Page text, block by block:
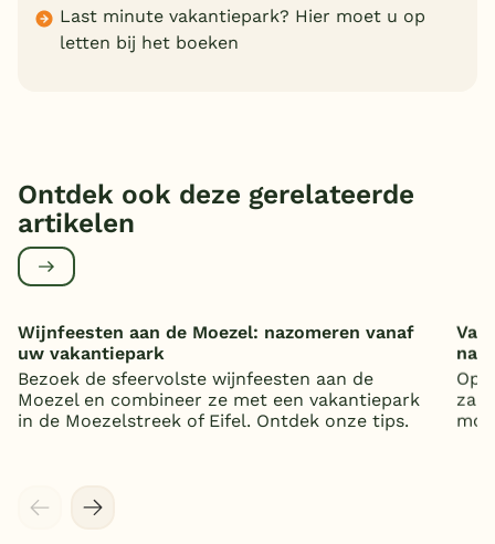
Last minute vakantiepark? Hier moet u op
letten bij het boeken
Ontdek ook deze gerelateerde
artikelen
Wijnfeesten aan de Moezel: nazomeren vanaf
uw vakantiepark
Bezoek de sfeervolste wijnfeesten aan de
Moezel en combineer ze met een vakantiepark
in de Moezelstreek of Eifel. Ontdek onze tips.
Op